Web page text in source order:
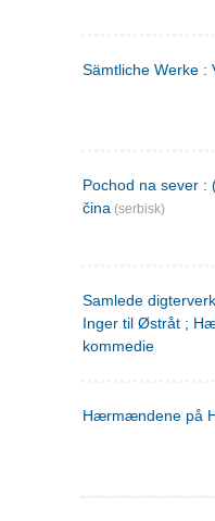
Sämtliche Werke :
Pochod na sever :
čina (serbisk)
Samlede
Inger til Østråt ;
kommedie
Hærmændene på